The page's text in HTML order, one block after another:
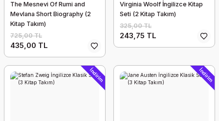
The Mesnevi Of Rumi and
Mevlana Short Biography (2
Kitap Takım)
725,00 TL
435,00 TL
Virginia Woolf İngilizce Kitap
Seti (2 Kitap Takım)
325,00 TL
243,75 TL
İndirim İndirim